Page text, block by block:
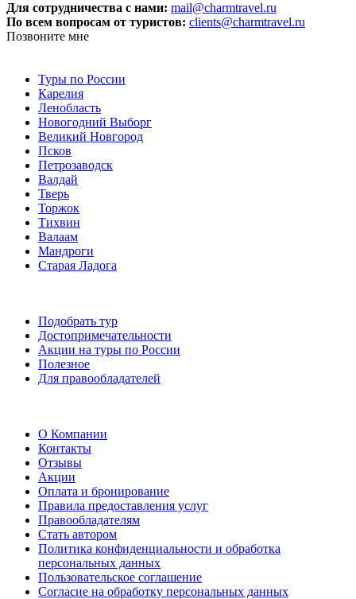
Для сотрудничества с нами: mail@charmtravel.ru
По всем вопросам от туристов: clients@charmtravel.ru
Позвоните мне
Туры по России
Карелия
Ленобласть
Новогодний Выборг
Великий Новгород
Псков
Петрозаводск
Валдай
Тверь
Торжок
Тихвин
Валаам
Мандроги
Старая Ладога
Подобрать тур
Достопримечательности
Акции на туры по России
Полезное
Для правообладателей
О Компании
Контакты
Отзывы
Акции
Оплата и бронирование
Правила предоставления услуг
Правообладателям
Стать автором
Политика конфиденциальности и обработка
персональных данных
Пользовательское соглашение
Согласие на обработку персональных данных